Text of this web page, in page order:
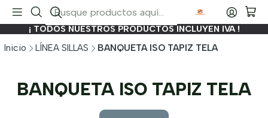
¡ TODOS NUESTROS PRODUCTOS INCLUYEN IVA !
Inicio LÍNEA SILLAS BANQUETA ISO TAPIZ TELA
BANQUETA ISO TAPIZ TELA